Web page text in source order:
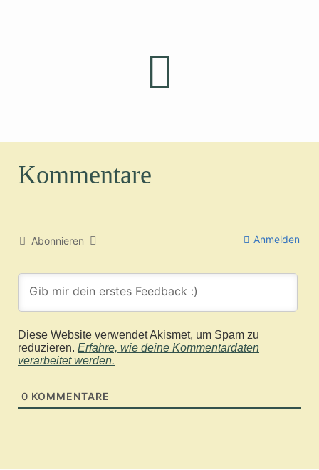
Kommentare
Abonnieren Anmelden
Diese Website verwendet Akismet, um Spam zu
reduzieren. Erfahre, wie deine Kommentardaten
verarbeitet werden.
0 KOMMENTARE